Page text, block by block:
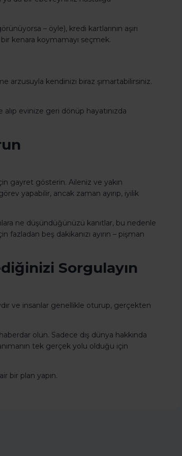
– öyle), kredi kartlarının aşırı
kenara koymamayı seçmek.
arzusuyla kendinizi biraz şımartabilirsiniz.
evinize geri dönüp hayatınızda
gayret gösterin. Aileniz ve yakın
yapabilir, ancak zaman ayırıp, iyilik
ne düşündüğünüzü kanıtlar, bu nedenle
fazladan beş dakikanızı ayırın – pişman
Sorgulayın
ve insanlar genellikle oturup, gerçekten
olun. Sadece dış dünya hakkında
tek gerçek yolu olduğu için
bir plan yapın.